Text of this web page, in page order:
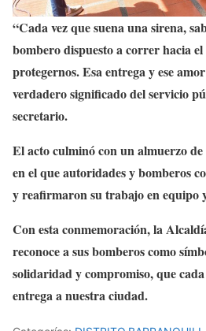
“Cada vez que suena una sirena,
bombero dispuesto a correr hacia
protegernos. Esa entrega y ese
verdadero significado del servicio
secretario.
El acto culminó con un almuerzo
en el que autoridades y bomberos
y reafirmaron su trabajo en equipo
Con esta conmemoración, la
reconoce a sus bomberos como
solidaridad y compromiso, que
entrega a nuestra ciudad.